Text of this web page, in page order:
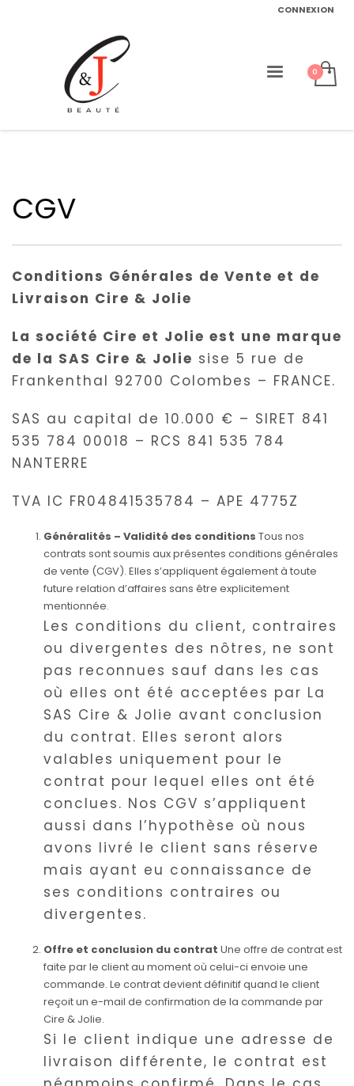
CONNEXION
CGV
Conditions Générales de Vente et de
Livraison Cire & Jolie
La société Cire et Jolie est une marque
de la SAS Cire & Jolie sise 5 rue de
Frankenthal 92700 Colombes – FRANCE.
SAS au capital de 10.000 € – SIRET 841
535 784 00018 – RCS 841 535 784
NANTERRE
TVA IC FR04841535784 – APE 4775Z
Généralités – Validité des conditions Tous nos
contrats sont soumis aux présentes conditions générales
de vente (CGV). Elles s’appliquent également à toute
future relation d’affaires sans être explicitement
mentionnée.
Les conditions du client, contraires
ou divergentes des nôtres, ne sont
pas reconnues sauf dans les cas
où elles ont été acceptées par La
SAS Cire & Jolie avant conclusion
du contrat. Elles seront alors
valables uniquement pour le
contrat pour lequel elles ont été
conclues. Nos CGV s’appliquent
aussi dans l’hypothèse où nous
avons livré le client sans réserve
mais ayant eu connaissance de
ses conditions contraires ou
divergentes.
Offre et conclusion du contrat Une offre de contrat est
faite par le client au moment où celui-ci envoie une
commande. Le contrat devient définitif quand le client
reçoit un e-mail de confirmation de la commande par
Cire & Jolie.
Si le client indique une adresse de
livraison différente, le contrat est